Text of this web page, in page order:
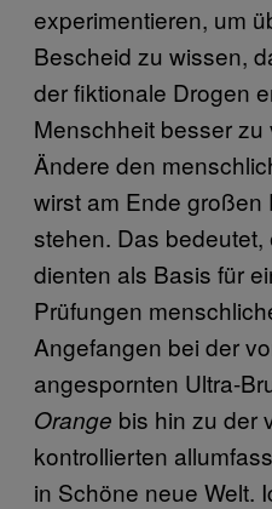
experimentieren, um
Bescheid zu wissen,
der fiktionale Drogen
Menschheit besser zu
Ändere den
wirst am Ende
stehen. Das
dienten als Basis für
Prüfungen
Angefangen bei der
angespornten Ultra-
Orange bis hin zu der
kontrollierten
in Schöne neue Welt.